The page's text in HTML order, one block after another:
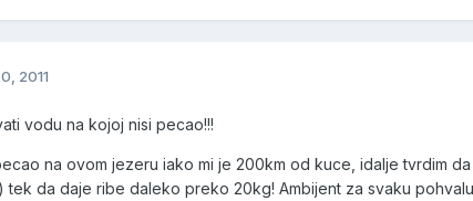
2011
vodu na kojoj nisi pecao!!!
na ovom jezeru iako mi je 200km od kuce, idalje tvrdim
tek da daje ribe daleko preko 20kg! Ambijent za svaku